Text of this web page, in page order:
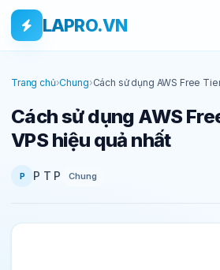
Skip to main content
Bỏ qua tới nội dung
LAPRO.VN
Trang chủ›Chung›Cách sử dụng AWS Free
Cách sử dụng AWS
VPS hiệu quả nhất
P P T P Chung